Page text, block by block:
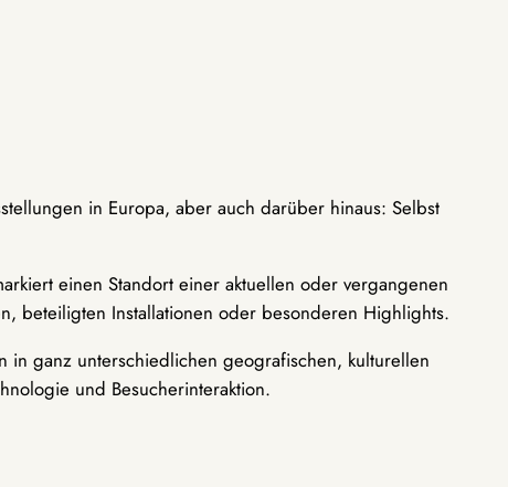
in Europa, aber auch darüber hinaus: Selbst
einen Standort einer aktuellen oder vergangenen
beteiligten Installationen oder besonderen Highlights.
ganz unterschiedlichen geografischen, kulturellen
und Besucherinteraktion.